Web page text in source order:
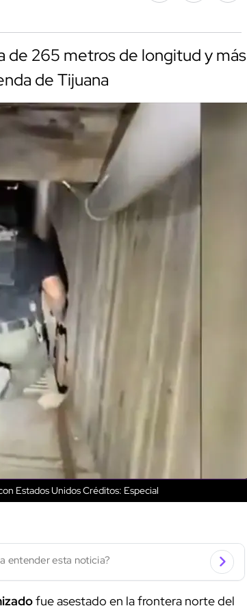
de 265 metros de longitud y más
de Tijuana
Estados UnidosCréditos: Especial
entender esta noticia?
fue asestado en la frontera norte del